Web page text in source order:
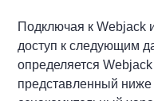
Подключая к Webjack
доступ к следующим
определяется
представленный ниже